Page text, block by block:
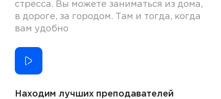
стресса. Вы можете заниматься из дома,
в дороге, за городом. Там и тогда, когда
вам удобно
Находим лучших преподавателей